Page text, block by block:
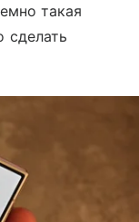
такая
сделать